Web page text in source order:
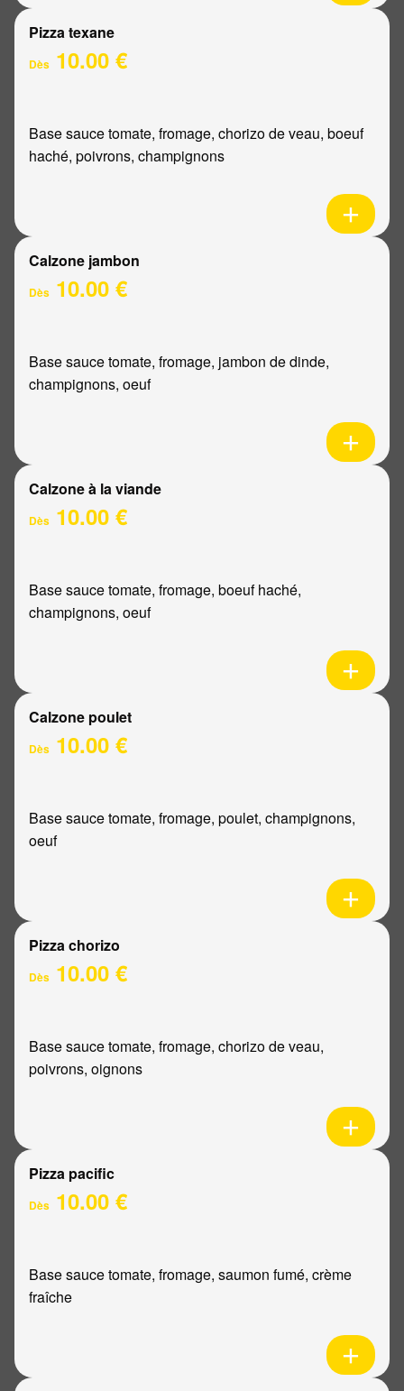
Pizza texane
Dès 10.00 €
Base sauce tomate, fromage, chorizo de veau, boeuf
haché, poivrons, champignons
Calzone jambon
Dès 10.00 €
Base sauce tomate, fromage, jambon de dinde,
champignons, oeuf
Calzone à la viande
Dès 10.00 €
Base sauce tomate, fromage, boeuf haché,
champignons, oeuf
Calzone poulet
Dès 10.00 €
Base sauce tomate, fromage, poulet, champignons,
oeuf
Pizza chorizo
Dès 10.00 €
Base sauce tomate, fromage, chorizo de veau,
poivrons, oignons
Pizza pacific
Dès 10.00 €
Base sauce tomate, fromage, saumon fumé, crème
fraîche